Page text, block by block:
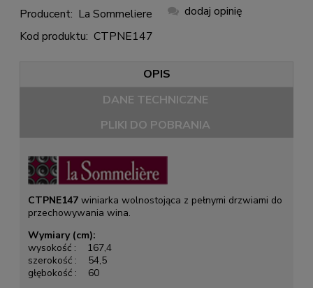
Producent: La Sommeliere
Kod produktu: CTPNE147
dodaj opinię
OPIS
DANE TECHNICZNE
PLIKI DO POBRANIA
CTPNE147winiarka wolnostojąca z pełnymi drzwiami do
przechowywania wina.
Wymiary (cm):
wysokość : 167,4
szerokość : 54,5
głębokość : 60